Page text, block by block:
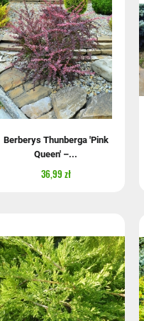
Berberys Thunberga 'Pink
Queen' –...
36,99 zł